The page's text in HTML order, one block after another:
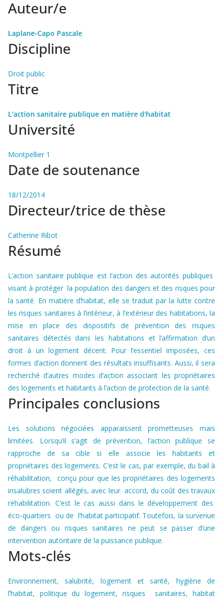
Auteur/e
Laplane-Capo Pascale
Discipline
Droit public
Titre
L'action sanitaire publique en matière d'habitat
Université
Montpellier 1
Date de soutenance
18/12/2014
Directeur/trice de thèse
Catherine Ribot
Résumé
L’action sanitaire publique est l’action des autorités publiques
visant à protéger la population des dangers et des risques pour
la santé. En matière d’habitat, elle se traduit par la lutte contre
les risques sanitaires à l’intérieur, à l’extérieur des habitations, la
mise en place des dispositifs de prévention des risques
sanitaires détectés dans les habitations et l’affirmation d’un
droit à un logement décent. Pour l’essentiel imposées, ces
formes d’action donnent des résultats insuffisants. Aussi, il sera
recherché d’autres modes d’action associant les propriétaires
des logements et habitants à l’action de protection de la santé.
Principales conclusions
Les solutions négociées apparaissent prometteuses mais
limitées. Lorsqu’il s’agit de prévention, l’action publique se
rapproche de sa cible si elle associe les habitants et
propriétaires des logements. C’est le cas, par exemple, du bail à
réhabilitation, conçu pour que les propriétaires des logements
insalubres soient allégés, avec leur accord, du coût des travaux
réhabilitation. C’est le cas aussi dans le développement des
éco-quartiers ou de l’habitat participatif. Toutefois, la survenue
de dangers ou risques sanitaires ne peut se passer d’une
intervention autoritaire de la puissance publique.
Mots-clés
Environnement, salubrité, logement et santé, hygiène de
l’habitat, politique du logement, risques sanitaires, habitat